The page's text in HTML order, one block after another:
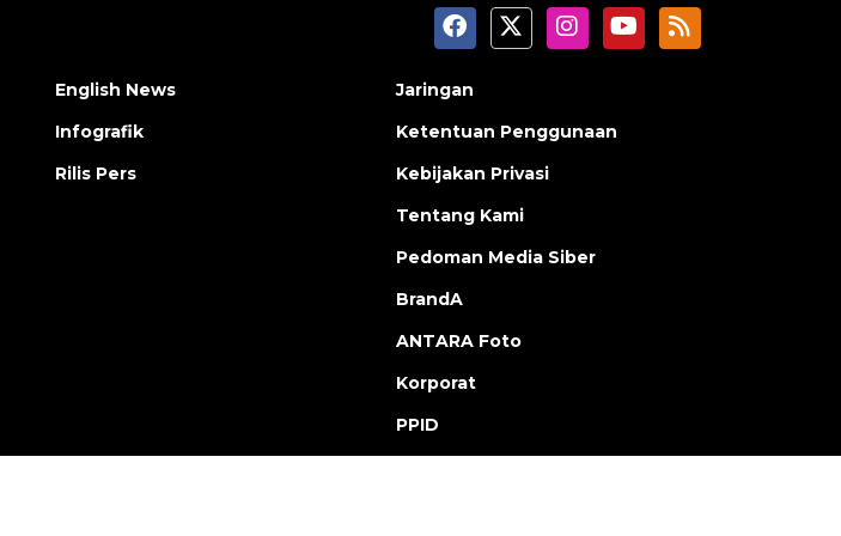
English News
Infografik
Rilis Pers
Jaringan
Ketentuan Penggunaan
Kebijakan Privasi
Tentang Kami
Pedoman Media Siber
BrandA
ANTARA Foto
Korporat
PPID